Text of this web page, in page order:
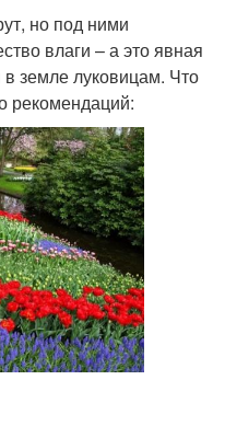
но под ними
влаги – а это явная
земле луковицам. Что
рекомендаций: